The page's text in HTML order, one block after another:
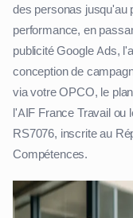
des personas jusqu'au
performance, en
publicité Google Ads,
conception de
via votre OPCO, le
l'AIF France Travail ou
RS7076, inscrite au
Compétences.